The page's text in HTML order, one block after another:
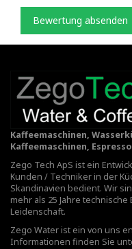
Bewertung absenden
Kaffeemaschinen,
Kaffeemaschinen,
Zego Tech ApS ist ein
Kunden / Techniker in der
Skandinavien bedient. Wir
mehr als 25 Jahre
Leidenschaft.
Zego Water ist ein von uns
Informationen finden Sie